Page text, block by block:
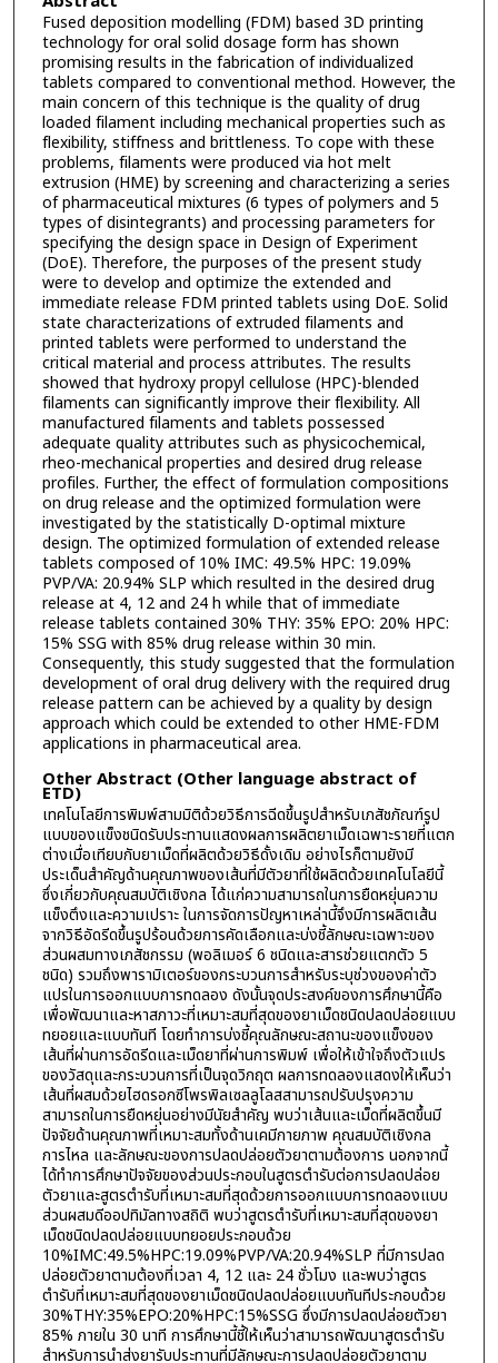
Fused deposition modelling (FDM) based 3D printing
technology for oral solid dosage form has shown
promising results in the fabrication of individualized
tablets compared to conventional method. However, the
main concern of this technique is the quality of drug
loaded filament including mechanical properties such as
flexibility, stiffness and brittleness. To cope with these
problems, filaments were produced via hot melt
extrusion (HME) by screening and characterizing a series
of pharmaceutical mixtures (6 types of polymers and 5
types of disintegrants) and processing parameters for
specifying the design space in Design of Experiment
(DoE). Therefore, the purposes of the present study
were to develop and optimize the extended and
immediate release FDM printed tablets using DoE. Solid
state characterizations of extruded filaments and
printed tablets were performed to understand the
critical material and process attributes. The results
showed that hydroxy propyl cellulose (HPC)-blended
filaments can significantly improve their flexibility. All
manufactured filaments and tablets possessed
adequate quality attributes such as physicochemical,
rheo-mechanical properties and desired drug release
profiles. Further, the effect of formulation compositions
on drug release and the optimized formulation were
investigated by the statistically D-optimal mixture
design. The optimized formulation of extended release
tablets composed of 10% IMC: 49.5% HPC: 19.09%
PVP/VA: 20.94% SLP which resulted in the desired drug
release at 4, 12 and 24 h while that of immediate
release tablets contained 30% THY: 35% EPO: 20% HPC:
15% SSG with 85% drug release within 30 min.
Consequently, this study suggested that the formulation
development of oral drug delivery with the required drug
release pattern can be achieved by a quality by design
approach which could be extended to other HME-FDM
applications in pharmaceutical area.
Other Abstract (Other language abstract of
ETD)
เทคโนโลยีการพิมพ์สามมิติด้วยวิธีการฉีดขึ้นรูปสำหรับเภสัชภัณฑ์รูป
แบบของแข็งชนิดรับประทานแสดงผลการผลิตยาเม็ดเฉพาะรายที่แตก
ต่างเมื่อเทียบกับยาเม็ดที่ผลิตด้วยวิธีดั้งเดิม อย่างไรก็ตามยังมี
ประเด็นสำคัญด้านคุณภาพของเส้นที่มีตัวยาที่ใช้ผลิตด้วยเทคโนโลยีนี้
ซึ่งเกี่ยวกับคุณสมบัติเชิงกล ได้แก่ความสามารถในการยืดหยุ่นความ
แข็งตึงและความเปราะ ในการจัดการปัญหาเหล่านี้จึงมีการผลิตเส้น
จากวิธีอัดรีดขึ้นรูปร้อนด้วยการคัดเลือกและบ่งชี้ลักษณะเฉพาะของ
ส่วนผสมทางเภสัชกรรม (พอลิเมอร์ 6 ชนิดและสารช่วยแตกตัว 5
ชนิด) รวมถึงพารามิเตอร์ของกระบวนการสำหรับระบุช่วงของค่าตัว
แปรในการออกแบบการทดลอง ดังนั้นจุดประสงค์ของการศึกษานี้คือ
เพื่อพัฒนาและหาสภาวะที่เหมาะสมที่สุดของยาเม็ดชนิดปลดปล่อยแบบ
ทยอยและแบบทันที โดยทำการบ่งชี้คุณลักษณะสถานะของแข็งของ
เส้นที่ผ่านการอัดรีดและเม็ดยาที่ผ่านการพิมพ์ เพื่อให้เข้าใจถึงตัวแปร
ของวัสดุและกระบวนการที่เป็นจุดวิกฤต ผลการทดลองแสดงให้เห็นว่า
เส้นที่ผสมด้วยไฮดรอกซีโพรพิลเซลลูโลสสามารถปรับปรุงความ
สามารถในการยืดหยุ่นอย่างมีนัยสำคัญ พบว่าเส้นและเม็ดที่ผลิตขึ้นมี
ปัจจัยด้านคุณภาพที่เหมาะสมทั้งด้านเคมีกายภาพ คุณสมบัติเชิงกล
การไหล และลักษณะของการปลดปล่อยตัวยาตามต้องการ นอกจากนี้
ได้ทำการศึกษาปัจจัยของส่วนประกอบในสูตรตำรับต่อการปลดปล่อย
ตัวยาและสูตรตำรับที่เหมาะสมที่สุดด้วยการออกแบบการทดลองแบบ
ส่วนผสมดีออปทิมัลทางสถิติ พบว่าสูตรตำรับที่เหมาะสมที่สุดของยา
เม็ดชนิดปลดปล่อยแบบทยอยประกอบด้วย
10%IMC:49.5%HPC:19.09%PVP/VA:20.94%SLP ที่มีการปลด
ปล่อยตัวยาตามต้องที่เวลา 4, 12 และ 24 ชั่วโมง และพบว่าสูตร
ตำรับที่เหมาะสมที่สุดของยาเม็ดชนิดปลดปล่อยแบบทันทีประกอบด้วย
30%THY:35%EPO:20%HPC:15%SSG ซึ่งมีการปลดปล่อยตัวยา
85% ภายใน 30 นาที การศึกษานี้ชี้ให้เห็นว่าสามารถพัฒนาสูตรตำรับ
สำหรับการนำส่งยารับประทานที่มีลักษณะการปลดปล่อยตัวยาตาม